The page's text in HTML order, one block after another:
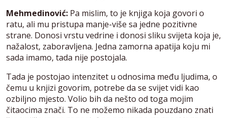
Mehmedinović: Pa mislim, to je knjiga koja govori o
ratu, ali mu pristupa manje-više sa jedne pozitivne
strane. Donosi vrstu vedrine i donosi sliku svijeta koja je,
nažalost, zaboravljena. Jedna zamorna apatija koju mi
sada imamo, tada nije postojala.
Tada je postojao intenzitet u odnosima među ljudima, o
čemu u knjizi govorim, potrebe da se svijet vidi kao
ozbiljno mjesto. Volio bih da nešto od toga mojim
čitaocima znači. To ne možemo nikada pouzdano znati